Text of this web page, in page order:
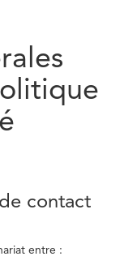
contact
entre :